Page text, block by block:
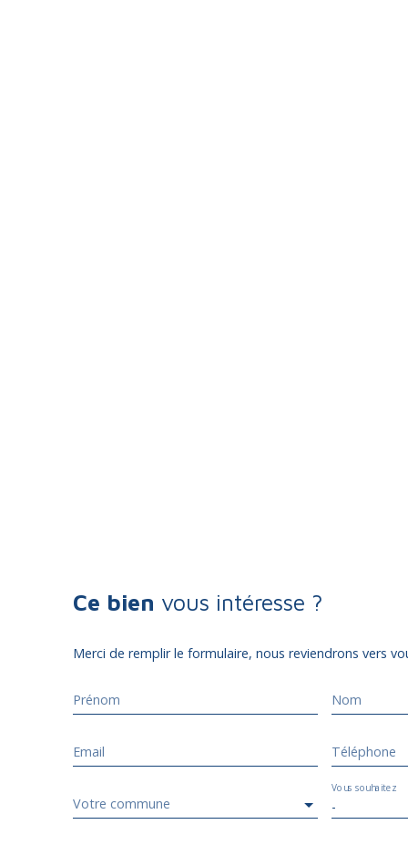
Ce bien vous intéresse ?
Merci de remplir le formulaire, nous reviendrons vers
Prénom Nom
Email Téléphone
Votre commune -
Vous souhaitez